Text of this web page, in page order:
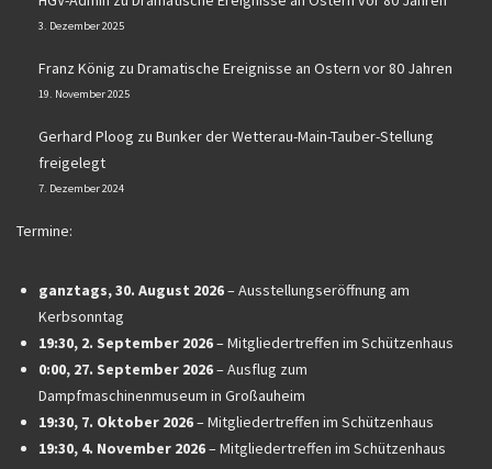
3. Dezember 2025
Franz König zu Dramatische Ereignisse an Ostern vor 80 Jahren
19. November 2025
Gerhard Ploog zu Bunker der Wetterau-Main-Tauber-Stellung
freigelegt
7. Dezember 2024
Termine:
ganztags,30. August 2026–Ausstellungseröffnung am
Kerbsonntag
19:30, 2. September 2026–Mitgliedertreffen im Schützenhaus
0:00, 27. September 2026–Ausflug zum
Dampfmaschinenmuseum in Großauheim
19:30, 7. Oktober 2026–Mitgliedertreffen im Schützenhaus
19:30, 4. November 2026–Mitgliedertreffen im Schützenhaus